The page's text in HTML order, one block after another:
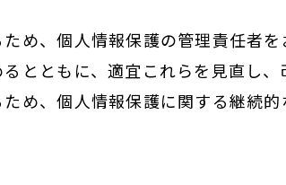
め、個人情報保護の管理責任者
とともに、適宜これらを見直し
め、個人情報保護に関する継続的